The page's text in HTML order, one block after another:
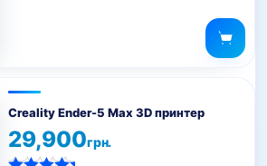
Creality Ender-5 Max 3D принтер
29,900грн.